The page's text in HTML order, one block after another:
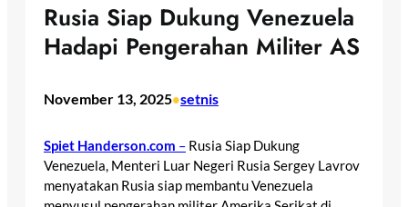
Rusia Siap Dukung Venezuela
Hadapi Pengerahan Militer AS
November 13, 2025•setnis
Spiet Handerson.com – Rusia Siap Dukung
Venezuela, Menteri Luar Negeri Rusia Sergey Lavrov
menyatakan Rusia siap membantu Venezuela